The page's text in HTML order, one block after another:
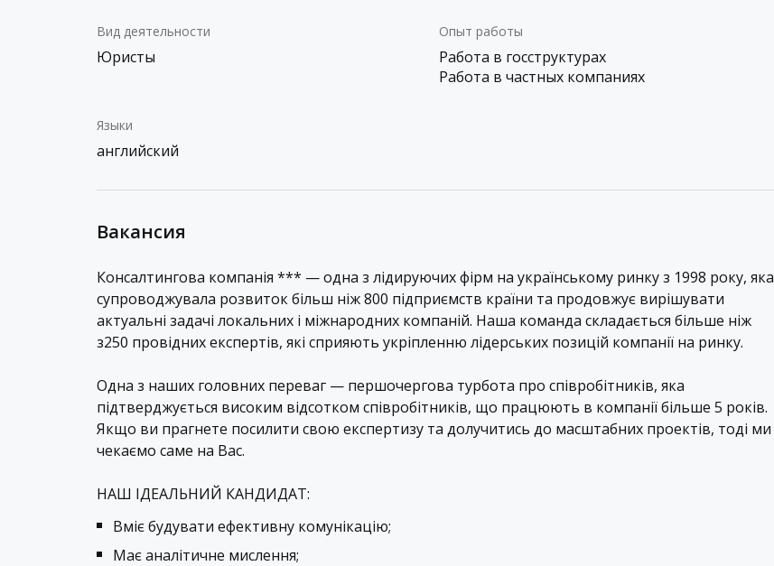
Вид деятельности
Юристы
Опыт работы
Работа в госструктурах
Работа в частных компаниях
Языки
английский
Вакансия
Консалтингова компанія *** — одна з лідируючих фірм на українському ринку з 1998 року, яка
супроводжувала розвиток більш ніж800 підприємств країни та продовжує вирішувати
актуальні задачі локальних і міжнародних компаній. Наша команда складається більше ніж
з250 провідних експертів, які сприяють укріпленню лідерських позицій компанії на ринку.
Одна з наших головних переваг — першочергова турбота про співробітників, яка
підтверджується високим відсотком співробітників, що працюють в компанії більше 5 років.
Якщо ви прагнете посилити свою експертизу та долучитись до масштабних проектів, тоді ми
чекаємо саме на Вас.
НАШ ІДЕАЛЬНИЙ КАНДИДАТ:
Вміє будувати ефективну комунікацію;
Має аналітичне мислення;